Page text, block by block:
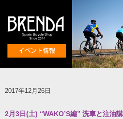
2017年12月26日
2月3日(土) “WAKO’S編” 洗車と注油